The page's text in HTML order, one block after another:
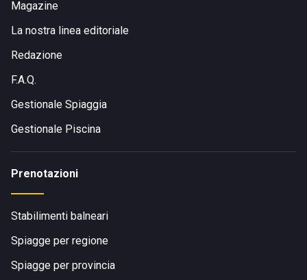
Magazine
La nostra linea editoriale
Redazione
F.A.Q.
Gestionale Spiaggia
Gestionale Piscina
Prenotazioni
Stabilimenti balneari
Spiagge per regione
Spiagge per provincia